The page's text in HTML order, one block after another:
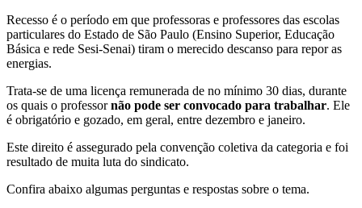
Recesso é o período em que professoras e professores das escolas
particulares do Estado de São Paulo (Ensino Superior, Educação
Básica e rede Sesi-Senai) tiram o merecido descanso para repor as
energias.
Trata-se de uma licença remunerada de no mínimo 30 dias, durante
os quais o professornão pode ser convocado para trabalhar. Ele
é obrigatório e gozado, em geral, entre dezembro e janeiro.
Este direito é assegurado pela convenção coletiva da categoria e foi
resultado de muita luta do sindicato.
Confira abaixo algumas perguntas e respostas sobre o tema.